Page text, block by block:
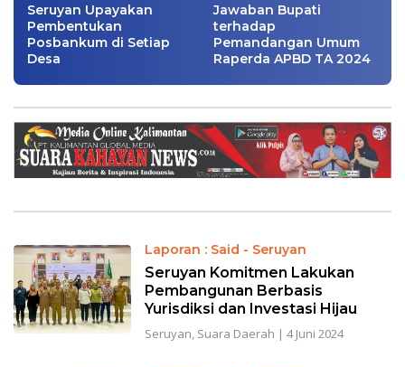
Seruyan Upayakan
Pembentukan
Posbankum di Setiap
Desa
Jawaban Bupati
terhadap
Pemandangan Umum
Raperda APBD TA 2024
Laporan : Said - Seruyan
Seruyan Komitmen Lakukan
Pembangunan Berbasis
Yurisdiksi dan Investasi Hijau
Seruyan Suara Daerah | 4 Juni 2024